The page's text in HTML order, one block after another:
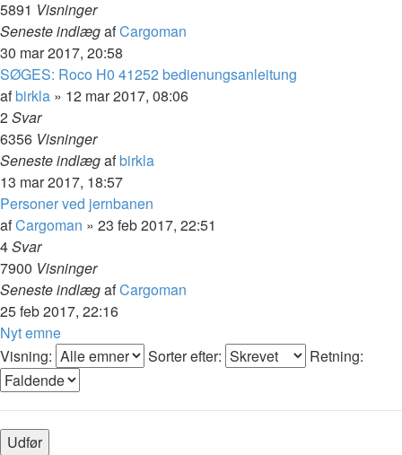
5891 Visninger
Seneste indlægafCargoman
30 mar 2017, 20:58
SØGES: Roco H0 41252 bedienungsanleitung
afbirkla » 12 mar 2017, 08:06
2Svar
6356 Visninger
Seneste indlægafbirkla
13 mar 2017, 18:57
Personer ved jernbanen
afCargoman » 23 feb 2017, 22:51
4Svar
7900 Visninger
Seneste indlægafCargoman
25 feb 2017, 22:16
Nyt emne
Visning:
Sorter efter: Retning: